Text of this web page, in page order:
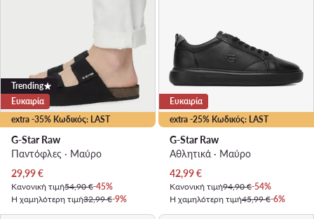
extra -35% Κωδικός: LAST
Trending
Ευκαιρία
G-Star Raw
Παντόφλες · Μαύρο
Τρέχουσα τιμή
29,99€
Κανονική τιμή54,90 €-45%
Η χαμηλότερη τιμή32,99 €-9%
extra -25% Κωδικός: LAST
Ευκαιρία
G-Star Raw
Αθλητικά · Μαύρο
Τρέχουσα τιμή
42,99€
Κανονική τιμή94,90 €-54%
Η χαμηλότερη τιμή45,99 €-6%